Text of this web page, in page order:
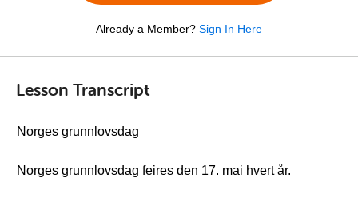
Already a Member? Sign In Here
Lesson Transcript
Norges grunnlovsdag
Norges grunnlovsdag feires den 17. mai hvert år.